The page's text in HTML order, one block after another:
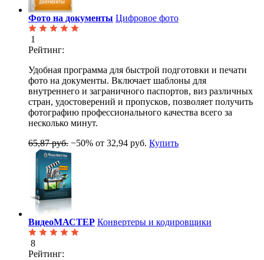
Фото на документы Цифровое фото
1
Рейтинг:
Удобная программа для быстрой подготовки и печати
фото на документы. Включает шаблоны для
внутреннего и заграничного паспортов, виз различных
стран, удостоверений и пропусков, позволяет получить
фотографию профессионального качества всего за
несколько минут.
65,87 руб. −50% от 32,94 руб. Купить
ВидеоМАСТЕР Конвертеры и кодировщики
8
Рейтинг: